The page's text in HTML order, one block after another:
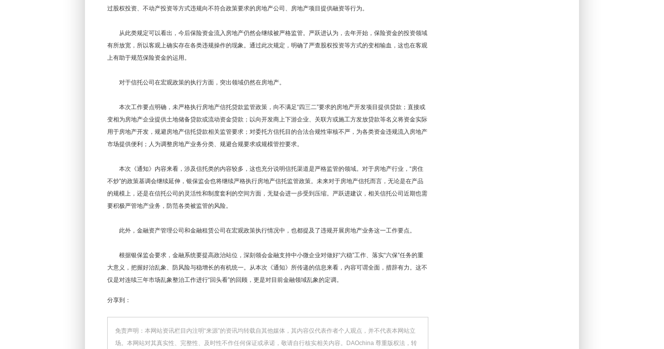
过股权投资、不动产投资等方式违规向不符合政策要求的房地产公司、房地产项目提供融资等行为。
从此类规定可以看出，今后保险资金流入房地产仍然会继续被严格监管。严跃进认为，去年开始，保险资金的投资领域
有所放宽，所以客观上确实存在各类违规操作的现象。通过此次规定，明确了严查股权投资等方式的变相输血，这也在客观
上有助于规范保险资金的运用。
对于信托公司在宏观政策的执行方面，突出领域仍然在房地产。
本次工作要点明确，未严格执行房地产信托贷款监管政策，向不满足“四三二”要求的房地产开发项目提供贷款；直接或
变相为房地产企业提供土地储备贷款或流动资金贷款；以向开发商上下游企业、关联方或施工方发放贷款等名义将资金实际
用于房地产开发，规避房地产信托贷款相关监管要求；对委托方信托目的合法合规性审核不严，为各类资金违规流入房地产
市场提供便利；人为调整房地产业务分类、规避合规要求或规模管控要求。
本次《通知》内容来看，涉及信托类的内容较多，这也充分说明信托渠道是严格监管的领域。对于房地产行业，“房住
不炒”的政策基调会继续延伸，银保监会也将继续严格执行房地产信托监管政策。未来对于房地产信托而言，无论是在产品
的规模上，还是在信托公司的灵活性和制度套利的空间方面，无疑会进一步受到压缩。严跃进建议，相关信托公司近期也需
要积极严管地产业务，防范各类被监管的风险。
此外，金融资产管理公司和金融租赁公司在宏观政策执行情况中，也都提及了违规开展房地产业务这一工作要点。
根据银保监会要求，金融系统要提高政治站位，深刻领会金融支持中小微企业对做好“六稳”工作、落实“六保”任务的重
大意义，把握好治乱象、防风险与稳增长的有机统一。从本次《通知》所传递的信息来看，内容可谓全面，措辞有力。这不
仅是对连续三年市场乱象整治工作进行“回头看”的回顾，更是对目前金融领域乱象的定调。
分享到：
免责声明：本网站资讯栏目内注明“来源”的资讯均转载自其他媒体，其内容仅代表作者个人观点，并不代表本网站立
场。本网站对其真实性、完整性、及时性不作任何保证或承诺，敬请自行核实相关内容。DAOchina 尊重版权法，转